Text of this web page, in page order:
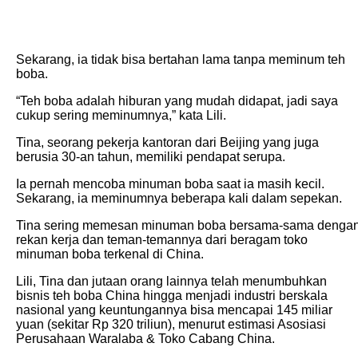
Sekarang, ia tidak bisa bertahan lama tanpa meminum teh
boba.
“Teh boba adalah hiburan yang mudah didapat, jadi saya
cukup sering meminumnya,” kata Lili.
Tina, seorang pekerja kantoran dari Beijing yang juga
berusia 30-an tahun, memiliki pendapat serupa.
Ia pernah mencoba minuman boba saat ia masih kecil.
Sekarang, ia meminumnya beberapa kali dalam sepekan.
Tina sering memesan minuman boba bersama-sama
rekan kerja dan teman-temannya dari beragam toko
minuman boba terkenal di China.
Lili, Tina dan jutaan orang lainnya telah menumbuhkan
bisnis teh boba China hingga menjadi industri berskala
nasional yang keuntungannya bisa mencapai 145 miliar
yuan (sekitar Rp 320 triliun), menurut estimasi Asosiasi
Perusahaan Waralaba & Toko Cabang China.